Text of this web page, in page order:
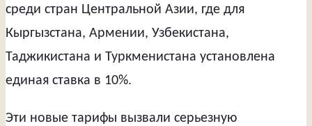
среди стран Центральной Азии, где для
Кыргызстана, Армении, Узбекистана,
Таджикистана и Туркменистана установлена
единая ставка в 10%.
Эти новые тарифы вызвали серьезную